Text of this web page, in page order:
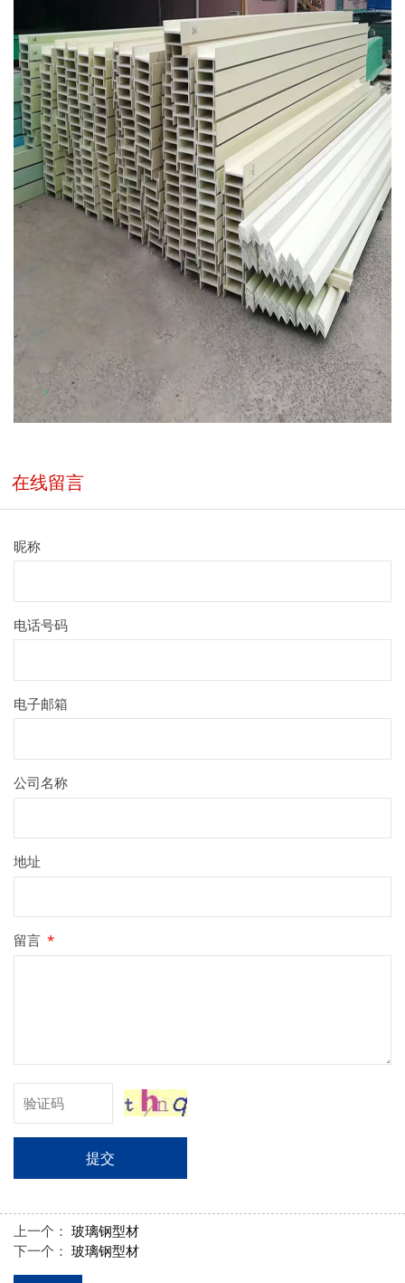
在线留言
昵称
电话号码
电子邮箱
公司名称
地址
留言 *
提交
上一个：玻璃钢型材
下一个：玻璃钢型材